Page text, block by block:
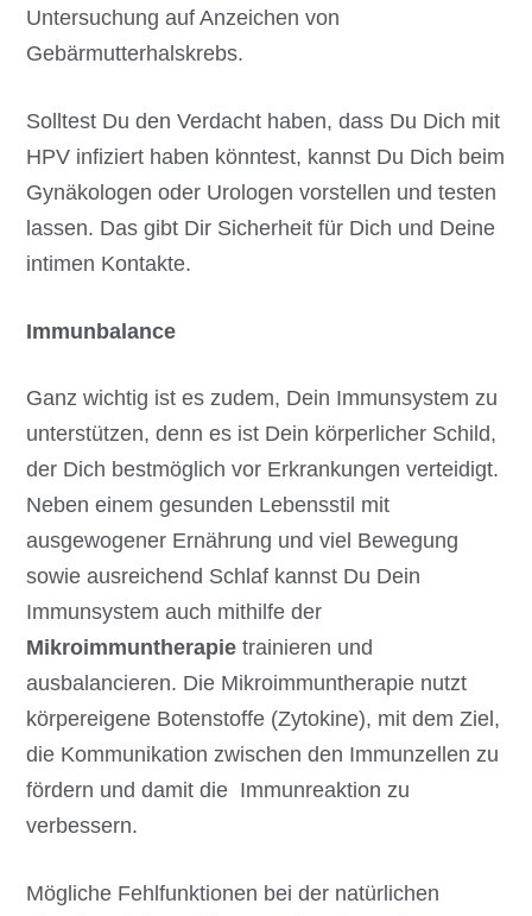
Untersuchung auf Anzeichen von
Gebärmutterhalskrebs.
Solltest Du den Verdacht haben, dass Du Dich mit
HPV infiziert haben könntest, kannst Du Dich beim
Gynäkologen oder Urologen vorstellen und testen
lassen. Das gibt Dir Sicherheit für Dich und Deine
intimen Kontakte.
Immunbalance
Ganz wichtig ist es zudem, Dein Immunsystem zu
unterstützen, denn es ist Dein körperlicher Schild,
der Dich bestmöglich vor Erkrankungen verteidigt.
Neben einem gesunden Lebensstil mit
ausgewogener Ernährung und viel Bewegung
sowie ausreichend Schlaf kannst Du Dein
Immunsystem auch mithilfe der
Mikroimmuntherapie trainieren und
ausbalancieren. Die Mikroimmuntherapie nutzt
körpereigene Botenstoffe (Zytokine), mit dem Ziel,
die Kommunikation zwischen den Immunzellen zu
fördern und damit die Immunreaktion zu
verbessern.
Mögliche Fehlfunktionen bei der natürlichen